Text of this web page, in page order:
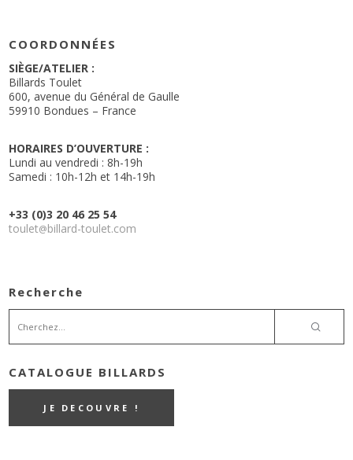
COORDONNÉES
SIÈGE/ATELIER :
Billards Toulet
600, avenue du Général de Gaulle
59910 Bondues – France
HORAIRES D’OUVERTURE :
Lundi au vendredi : 8h-19h
Samedi : 10h-12h et 14h-19h
+33 (0)3 20 46 25 54
toulet@billard-toulet.com
Recherche
CATALOGUE BILLARDS
JE DECOUVRE !